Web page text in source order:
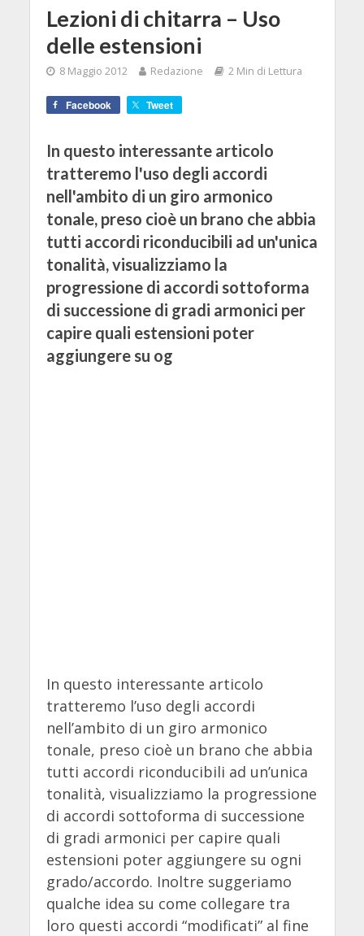
Lezioni di chitarra – Uso
delle estensioni
8 Maggio 2012 Redazione 2 Min di Lettura
Facebook Tweet
In questo interessante articolo
tratteremo l'uso degli accordi
nell'ambito di un giro armonico
tonale, preso cioè un brano che abbia
tutti accordi riconducibili ad un'unica
tonalità, visualizziamo la
progressione di accordi sottoforma
di successione di gradi armonici per
capire quali estensioni poter
aggiungere su og
In questo interessante articolo
tratteremo l’uso degli accordi
nell’ambito di un giro armonico
tonale, preso cioè un brano che abbia
tutti accordi riconducibili ad un’unica
tonalità, visualizziamo la progressione
di accordi sottoforma di successione
di gradi armonici per capire quali
estensioni poter aggiungere su ogni
grado/accordo. Inoltre suggeriamo
qualche idea su come collegare tra
loro questi accordi “modificati” al fine